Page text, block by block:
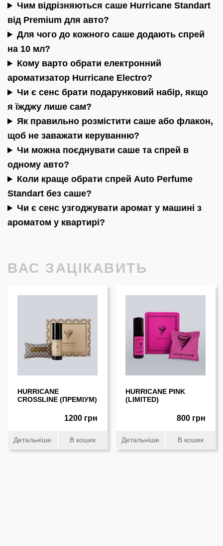
Чим відрізняються саше Hurricane Standart
від Premium для авто?
Для чого до кожного саше додають спрей
на 10 мл?
Кому варто обрати електронний
ароматизатор Hurricane Electro?
Чи є сенс брати подарунковий набір, якщо
я їжджу лише сам?
Як правильно розмістити саше або флакон,
щоб не заважати керуванню?
Чи можна поєднувати саше та спрей в
одному авто?
Коли краще обрати спрей Auto Perfume
Standart без саше?
Чи є сенс узгоджувати аромат у машині з
ароматом у квартирі?
ВАС ЗАЦІКАВИТЬ
HURRICANE
CROSSLINE (ПРЕМІУМ)
1200 грн
Детальніше В кошик
HURRICANE PINK
(LIMITED)
800 грн
Детальніше В кошик